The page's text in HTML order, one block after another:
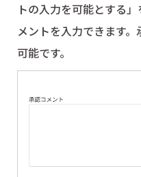
トの入力を可能とする
メントを入力できます
可能です。